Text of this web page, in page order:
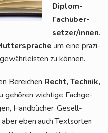
Diplom-
Fach­über­
set­zer/in­nen.
um eine prä­zi­
zu können.
Berei­chen Recht, Tech­nik,
gehö­ren wich­ti­ge Fach­ge­
Hand­bü­cher, Gesell­
eben auch Text­sor­ten